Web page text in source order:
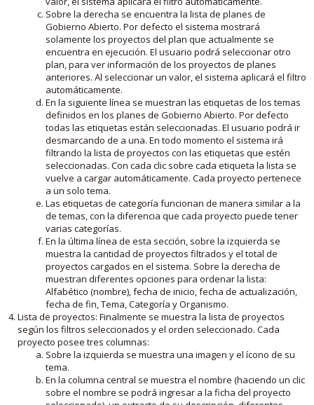
Sobre la derecha se encuentra la lista de planes de
Gobierno Abierto. Por defecto el sistema mostrará
solamente los proyectos del plan que actualmente se
encuentra en ejecución. El usuario podrá seleccionar otro
plan, para ver información de los proyectos de planes
anteriores. Al seleccionar un valor, el sistema aplicará el filtro
automáticamente.
En la siguiente línea se muestran las etiquetas de los temas
definidos en los planes de Gobierno Abierto. Por defecto
todas las etiquetas están seleccionadas. El usuario podrá ir
desmarcando de a una. En todo momento el sistema irá
filtrando la lista de proyectos con las etiquetas que estén
seleccionadas. Con cada clic sobre cada etiqueta la lista se
vuelve a cargar automáticamente. Cada proyecto pertenece
a un solo tema.
Las etiquetas de categoría funcionan de manera similar a la
de temas, con la diferencia que cada proyecto puede tener
varias categorías.
En la última línea de esta sección, sobre la izquierda se
muestra la cantidad de proyectos filtrados y el total de
proyectos cargados en el sistema. Sobre la derecha de
muestran diferentes opciones para ordenar la lista:
Alfabético (nombre), fecha de inicio, fecha de actualización,
fecha de fin, Tema, Categoría y Organismo.
Lista de proyectos: Finalmente se muestra la lista de proyectos
según los filtros seleccionados y el orden seleccionado. Cada
proyecto posee tres columnas:
Sobre la izquierda se muestra una imagen y el ícono de su
tema.
En la columna central se muestra el nombre (haciendo un clic
sobre el nombre se podrá ingresar a la ficha del proyecto